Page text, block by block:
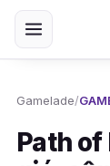
Gamelade/
Path of